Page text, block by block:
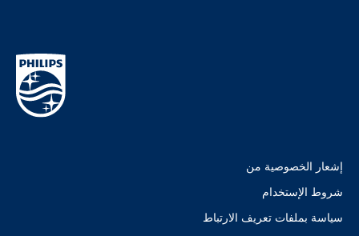
إشعار الخصوصية من
شروط الإستخدام
سياسة بملفات تعريف الارتباط